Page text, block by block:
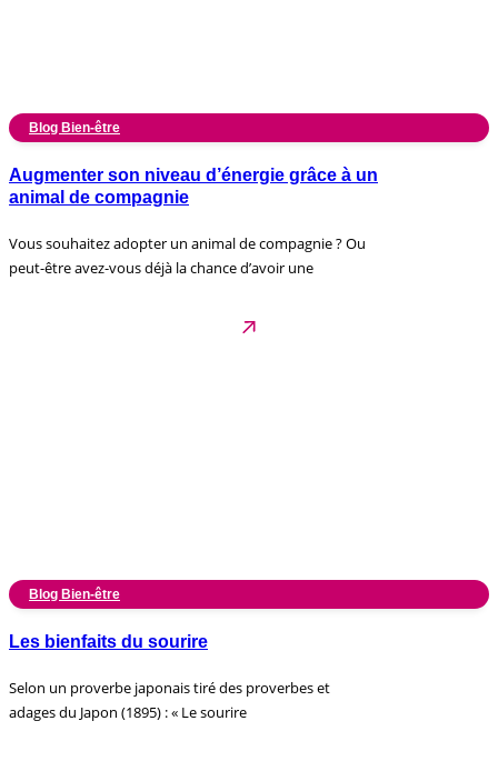
Blog Bien-être
Augmenter son niveau d’énergie grâce à un
animal de compagnie
Vous souhaitez adopter un animal de compagnie ? Ou
peut-être avez-vous déjà la chance d’avoir une
Blog Bien-être
Les bienfaits du sourire
Selon un proverbe japonais tiré des proverbes et
adages du Japon (1895) : « Le sourire